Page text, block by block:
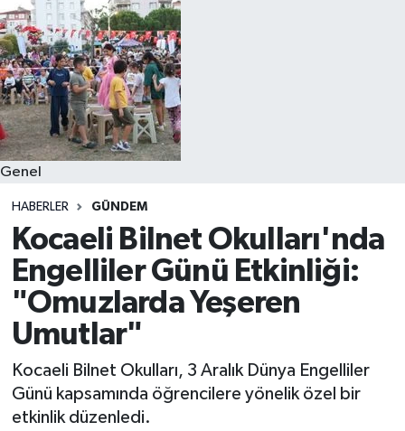
Genel
HABERLER GÜNDEM
Kocaeli Bilnet Okulları'nda
Engelliler Günü Etkinliği:
"Omuzlarda Yeşeren
Umutlar"
Kocaeli Bilnet Okulları, 3 Aralık Dünya Engelliler
Günü kapsamında öğrencilere yönelik özel bir
etkinlik düzenledi.